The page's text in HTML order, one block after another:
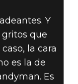
Y
que
la cara
es la de
Es